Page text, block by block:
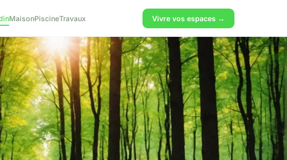
MaisonPiscineTravaux Vivre vos espaces →